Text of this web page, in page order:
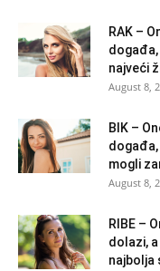
RAK –
događa,
najveći
August 8,
BIK –
mogli
August 8,
RIBE –
dolazi,
najbolja